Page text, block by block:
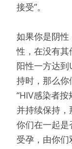
接受”。
如果你是阴性
性，在没有
阳性一方达
持时，那么你
“HIV感染者
并持续保持，
你们在一起
受孕，由你